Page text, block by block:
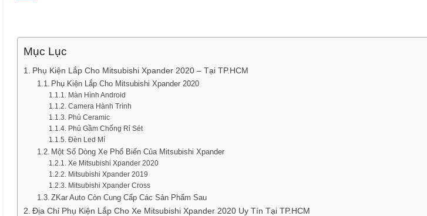
Mục Lục
Phụ Kiện Lắp Cho Mitsubishi Xpander 2020 – Tại TP.HCM
Phụ Kiện Lắp Cho Mitsubishi Xpander 2020
Màn Hình Android
Camera Hành Trình
Phủ Ceramic
Phủ Gầm Chống Rỉ Sét
Đèn Led Mí
Một Số Dòng Xe Phổ Biến Của Mitsubishi Xpander
Xe Mitsubishi Xpander 2020
Mitsubishi Xpander 2019
Mitsubishi Xpander Cross
ZKar Auto Còn Cung Cấp Các Sản Phẩm Sau
Địa Chỉ Phụ Kiện Lắp Cho Xe Mitsubishi Xpander 2020 Uy Tín Tại TP.HCM